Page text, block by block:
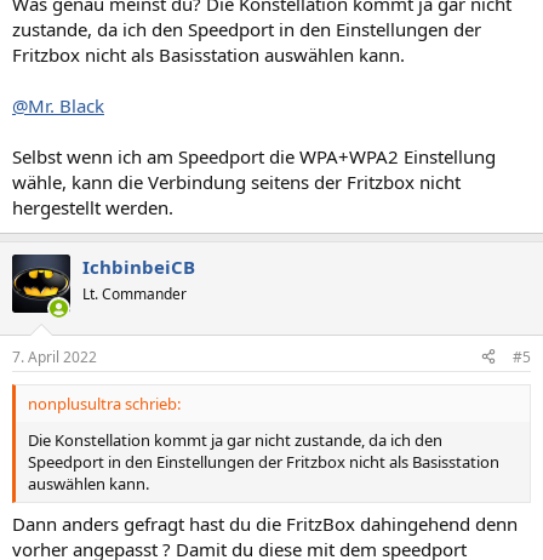
zustande, da ich den Speedport in den Einstellungen der
Fritzbox nicht als Basisstation auswählen kann.
@Mr. Black
Selbst wenn ich am Speedport die WPA+WPA2 Einstellung
wähle, kann die Verbindung seitens der Fritzbox nicht
hergestellt werden.
IchbinbeiCB
Lt. Commander
7. April 2022 #5
nonplusultra schrieb:
Die Konstellation kommt ja gar nicht zustande, da ich den
Speedport in den Einstellungen der Fritzbox nicht als Basisstation
auswählen kann.
Dann anders gefragt hast du die FritzBox dahingehend denn
vorher angepasst ? Damit du diese mit dem speedport